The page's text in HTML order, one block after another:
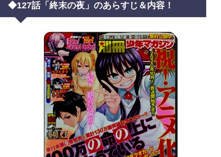
◆127話「終末の夜」のあらすじ＆内容！